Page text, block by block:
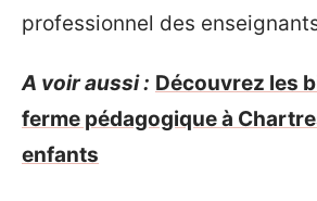
professionnel des
A voir aussi : Découvrez les
ferme pédagogique à
enfants